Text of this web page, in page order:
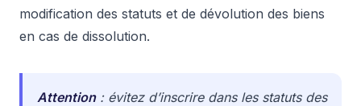
modification des statuts et de dévolution des biens
en cas de dissolution.
Attention: évitez d’inscrire dans les statuts des